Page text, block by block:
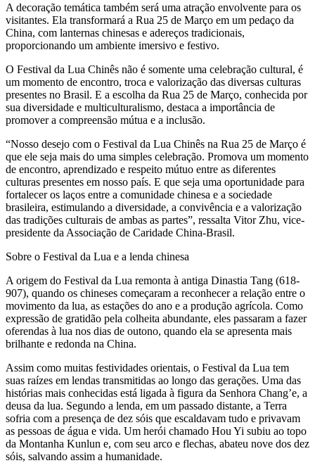
A decoração temática também será uma atração envolvente para os
visitantes. Ela transformará a Rua 25 de Março em um pedaço da
China, com lanternas chinesas e adereços tradicionais,
proporcionando um ambiente imersivo e festivo.
O Festival da Lua Chinês não é somente uma celebração cultural, é
um momento de encontro, troca e valorização das diversas culturas
presentes no Brasil. E a escolha da Rua 25 de Março, conhecida por
sua diversidade e multiculturalismo, destaca a importância de
promover a compreensão mútua e a inclusão.
“Nosso desejo com o Festival da Lua Chinês na Rua 25 de Março é
que ele seja mais do uma simples celebração. Promova um momento
de encontro, aprendizado e respeito mútuo entre as diferentes
culturas presentes em nosso país. E que seja uma oportunidade para
fortalecer os laços entre a comunidade chinesa e a sociedade
brasileira, estimulando a diversidade, a convivência e a valorização
das tradições culturais de ambas as partes”, ressalta Vitor Zhu, vice-
presidente da Associação de Caridade China-Brasil.
Sobre o Festival da Lua e a lenda chinesa
A origem do Festival da Lua remonta à antiga Dinastia Tang (618-
907), quando os chineses começaram a reconhecer a relação entre o
movimento da lua, as estações do ano e a produção agrícola. Como
expressão de gratidão pela colheita abundante, eles passaram a fazer
oferendas à lua nos dias de outono, quando ela se apresenta mais
brilhante e redonda na China.
Assim como muitas festividades orientais, o Festival da Lua tem
suas raízes em lendas transmitidas ao longo das gerações. Uma das
histórias mais conhecidas está ligada à figura da Senhora Chang’e, a
deusa da lua. Segundo a lenda, em um passado distante, a Terra
sofria com a presença de dez sóis que escaldavam tudo e privavam
as pessoas de água e vida. Um herói chamado Hou Yi subiu ao topo
da Montanha Kunlun e, com seu arco e flechas, abateu nove dos dez
sóis, salvando assim a humanidade.